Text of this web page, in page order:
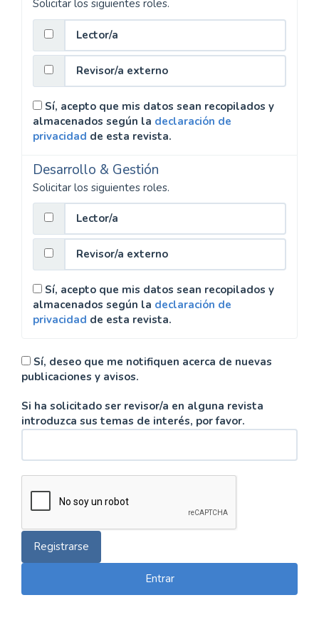
Solicitar los siguientes roles.
Lector/a
Revisor/a externo
almacenados según la declaración de
privacidad de esta revista.
Desarrollo & Gestión
Solicitar los siguientes roles.
Lector/a
Revisor/a externo
almacenados según la declaración de
privacidad de esta revista.
publicaciones y avisos.
Si ha solicitado ser revisor/a en alguna revista
introduzca sus temas de interés, por favor.
Registrarse
Entrar